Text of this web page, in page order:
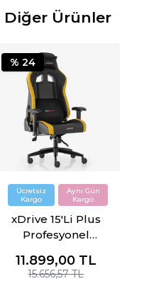
Diğer Ürünler
% 24
xDrive 15'Li Plus
Profesyonel
Sarı/Siyah
11.899,00 TL
15.656,57 TL